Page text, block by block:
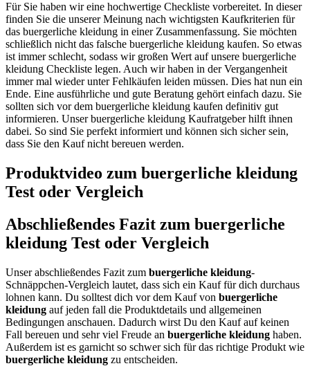
Für Sie haben wir eine hochwertige Checkliste vorbereitet. In dieser
finden Sie die unserer Meinung nach wichtigsten Kaufkriterien für
das buergerliche kleidung in einer Zusammenfassung. Sie möchten
schließlich nicht das falsche buergerliche kleidung kaufen. So etwas
ist immer schlecht, sodass wir großen Wert auf unsere buergerliche
kleidung Checkliste legen. Auch wir haben in der Vergangenheit
immer mal wieder unter Fehlkäufen leiden müssen. Dies hat nun ein
Ende. Eine ausführliche und gute Beratung gehört einfach dazu. Sie
sollten sich vor dem buergerliche kleidung kaufen definitiv gut
informieren. Unser buergerliche kleidung Kaufratgeber hilft ihnen
dabei. So sind Sie perfekt informiert und können sich sicher sein,
dass Sie den Kauf nicht bereuen werden.
Produktvideo zum buergerliche kleidung
Test oder Vergleich
Abschließendes Fazit zum buergerliche
kleidung Test oder Vergleich
Unser abschließendes Fazit zum buergerliche kleidung-
Schnäppchen-Vergleich lautet, dass sich ein Kauf für dich durchaus
lohnen kann. Du solltest dich vor dem Kauf von buergerliche
kleidung auf jeden fall die Produktdetails und allgemeinen
Bedingungen anschauen. Dadurch wirst Du den Kauf auf keinen
Fall bereuen und sehr viel Freude an buergerliche kleidung haben.
Außerdem ist es garnicht so schwer sich für das richtige Produkt wie
buergerliche kleidung zu entscheiden.